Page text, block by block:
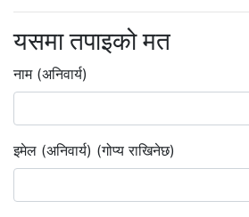
यसमा तपाइको मत
नाम (अनिवार्य)
इमेल (अनिवार्य) (गोप्य राखिनेछ)